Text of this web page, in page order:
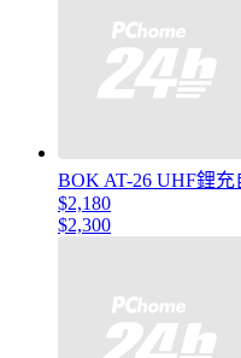
BOK AT-26 UHF鋰
$2,180
$2,300